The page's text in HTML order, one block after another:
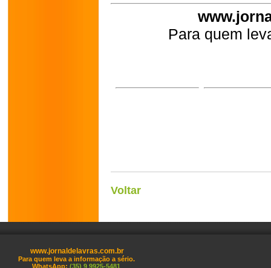
Para quem
Voltar
www.jornaldelavras.com.br
Para quem leva a informação a sério.
WhatsApp: (35) 9 9925-5481